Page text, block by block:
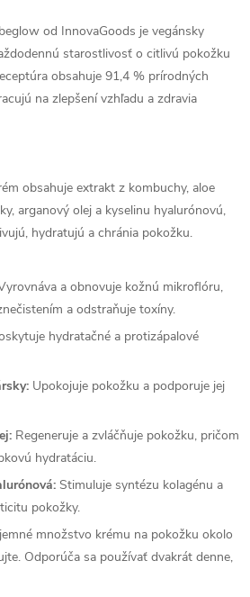
od InnovaGoods je vegánsky
starostlivosť o citlivú pokožku
obsahuje 91,4 % prírodných
na zlepšení vzhľadu a zdravia
obsahuje extrakt z kombuchy, aloe
arganový olej a kyselinu hyalurónovú,
hydratujú a chránia pokožku.
a obnovuje kožnú mikroflóru,
a odstraňuje toxíny.
hydratačné a protizápalové
Upokojuje pokožku a podporuje jej
Regeneruje a zvláčňuje pokožku, pričom
hydratáciu.
Stimuluje syntézu kolagénu a
pokožky.
množstvo krému na pokožku okolo
Odporúča sa používať dvakrát denne,